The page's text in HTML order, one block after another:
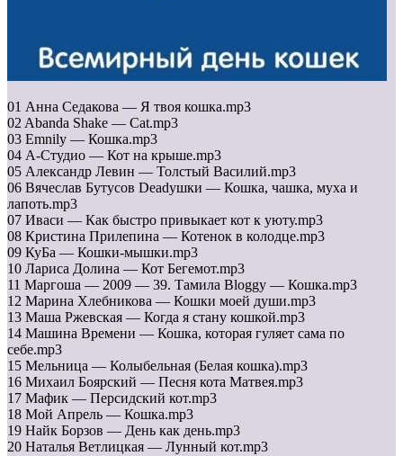
01 Анна Седакова — Я твоя кошка.mp3
02 Abanda Shake — Cat.mp3
03 Emnily — Кошка.mp3
04 А-Студио — Кот на крыше.mp3
05 Александр Левин — Толстый Василий.mp3
06 Вячеслав Бутусов Deadушки — Кошка, чашка, муха и
лапоть.mp3
07 Иваси — Как быстро привыкает кот к уюту.mp3
08 Кристина Прилепина — Котенок в колодце.mp3
09 КуБа — Кошки-мышки.mp3
10 Лариса Долина — Кот Бегемот.mp3
11 Маргоша — 2009 — 39. Тамила Bloggy — Кошка.mp3
12 Марина Хлебникова — Кошки моей души.mp3
13 Маша Ржевская — Когда я стану кошкой.mp3
14 Машина Времени — Кошка, которая гуляет сама по
себе.mp3
15 Мельница — Колыбельная (Белая кошка).mp3
16 Михаил Боярский — Песня кота Матвея.mp3
17 Мафик — Персидский кот.mp3
18 Мой Апрель — Кошка.mp3
19 Найк Борзов — День как день.mp3
20 Наталья Ветлицкая — Лунный кот.mp3